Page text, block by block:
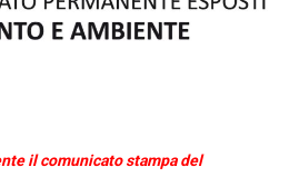
il comunicato stampa del